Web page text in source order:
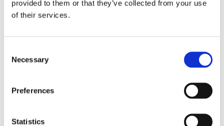
provided to them or that they’ve collected from your use
of their services.
Selection
Necessary
Preferences
Statistics
Układ kierowniczy
PEUGEOT